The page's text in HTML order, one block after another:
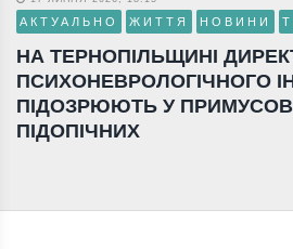
АКТУАЛЬНО ЖИТТЯ НОВИНИ
НА ТЕРНОПІЛЬЩИНІ
ПСИХОНЕВРОЛОГІЧНОГО
ПІДОЗРЮЮТЬ У
ПІДОПІЧНИХ